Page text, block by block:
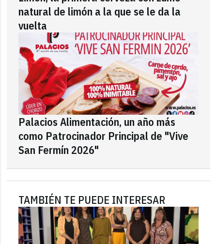
natural de limón a la que se le da la
vuelta
Palacios Alimentación, un año más
como Patrocinador Principal de "Vive
San Fermín 2026"
TAMBIÉN TE PUEDE INTERESAR